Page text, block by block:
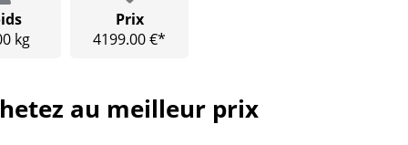
kg
Prix
4199.00 €*
au meilleur prix